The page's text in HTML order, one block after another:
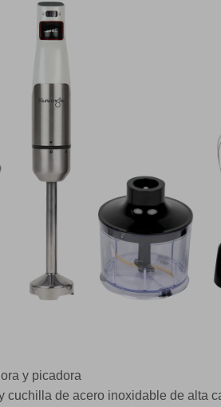
y picadora
cuchilla de acero inoxidable de alta